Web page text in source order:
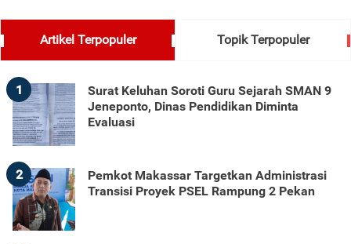
Artikel Terpopuler Topik Terpopuler
1
Surat Keluhan Soroti Guru Sejarah SMAN 9
Jeneponto, Dinas Pendidikan Diminta
Evaluasi
2
Pemkot Makassar Targetkan Administrasi
Transisi Proyek PSEL Rampung 2 Pekan